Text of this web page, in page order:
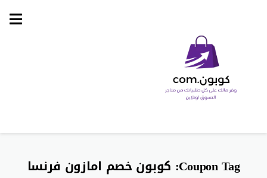
Skip
Coupon Tag: كوبون خصم امازون فرنسا